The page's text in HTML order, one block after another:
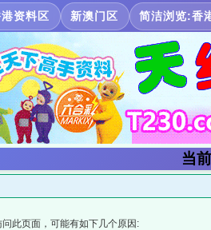
资料区 新澳门区 简洁浏览:香
当
此页面，可能有如下几个原因: